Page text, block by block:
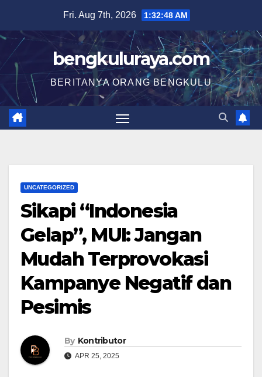
content
Fri. Aug 7th, 2026 1:32:49 AM
bengkuluraya.com
BERITANYA ORANG BENGKULU
UNCATEGORIZED
Sikapi “Indonesia
Gelap”, MUI: Jangan
Mudah Terprovokasi
Kampanye Negatif dan
Pesimis
By Kontributor
APR 25, 2025